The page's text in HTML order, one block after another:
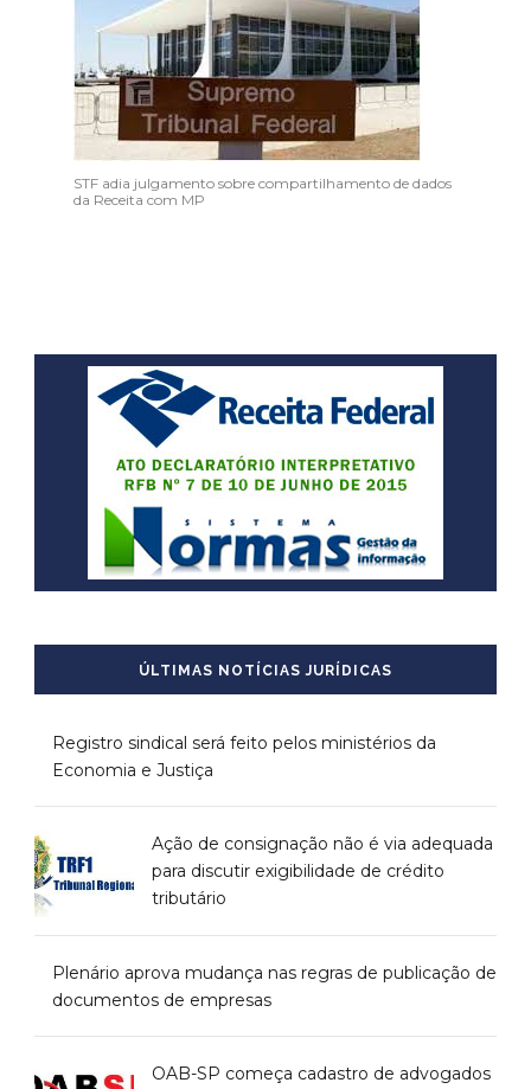
STF adia julgamento sobre compartilhamento de dados
da Receita com MP
ÚLTIMAS NOTÍCIAS JURÍDICAS
Registro sindical será feito pelos ministérios da
Economia e Justiça
Ação de consignação não é via adequada
para discutir exigibilidade de crédito
tributário
Plenário aprova mudança nas regras de publicação de
documentos de empresas
OAB-SP começa cadastro de advogados